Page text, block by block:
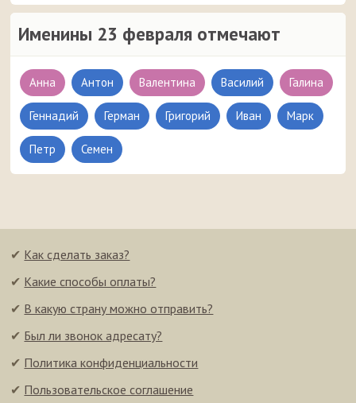
Именины 23 февраля отмечают
Анна Антон Валентина Василий Галина
Геннадий Герман Григорий Иван Марк
Петр Семен
✔ Как сделать заказ?
✔ Какие способы оплаты?
✔ В какую страну можно отправить?
✔ Был ли звонок адресату?
✔ Политика конфиденциальности
✔ Пользовательское соглашение